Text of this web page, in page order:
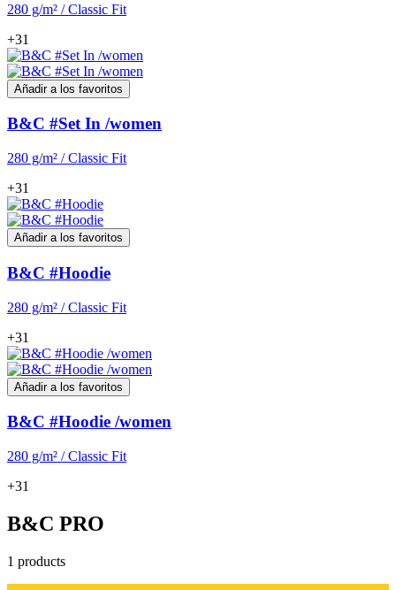
280 g/m² / Classic Fit
+31
Añadir a los favoritos
B&C #Set In /women
280 g/m² / Classic Fit
+31
Añadir a los favoritos
B&C #Hoodie
280 g/m² / Classic Fit
+31
Añadir a los favoritos
B&C #Hoodie /women
280 g/m² / Classic Fit
+31
B&C PRO
1 products